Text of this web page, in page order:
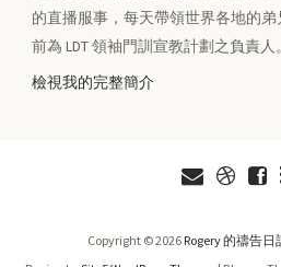
的直播服事，每天帶領世界各地的
前為 LDT 領袖門訓宣教計劃之負責人。
檢視我的完整簡介
Copyright ©2026 Rogery 的禱告日